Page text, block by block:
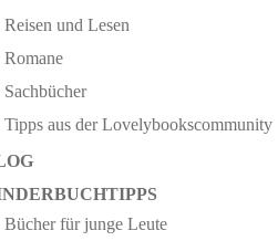
Reisen und Lesen
Romane
Sachbücher
Tipps aus der Lovelybookscommunity
Bücher für junge Leute